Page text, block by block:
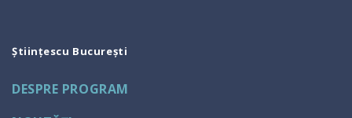
Științescu București
DESPRE PROGRAM